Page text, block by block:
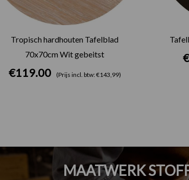
Tropisch hardhouten Tafelblad
70x70cm Wit gebeitst
€119.00 (Prijs incl. btw: €143,99)
€
MAATWERK